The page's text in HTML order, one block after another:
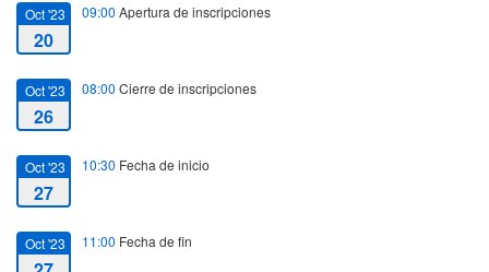
Oct '23
20
09:00 Apertura de inscripciones
Oct '23
26
08:00 Cierre de inscripciones
Oct '23
27
10:30 Fecha de inicio
Oct '23 11:00 Fecha de fin